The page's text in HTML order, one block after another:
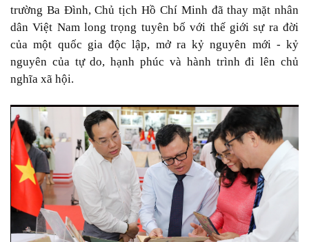
trường Ba Đình, Chủ tịch Hồ Chí Minh đã thay mặt nhân
dân Việt Nam long trọng tuyên bố với thế giới sự ra đời
của một quốc gia độc lập, mở ra kỷ nguyên mới - kỷ
nguyên của tự do, hạnh phúc và hành trình đi lên chủ
nghĩa xã hội.